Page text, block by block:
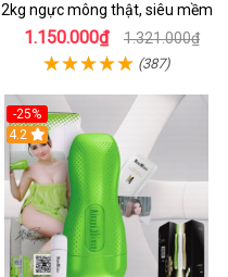
2kg ngực mông thật, siêu mềm
1.150.000₫ 1.321.000₫
(387)
-25%
4.2